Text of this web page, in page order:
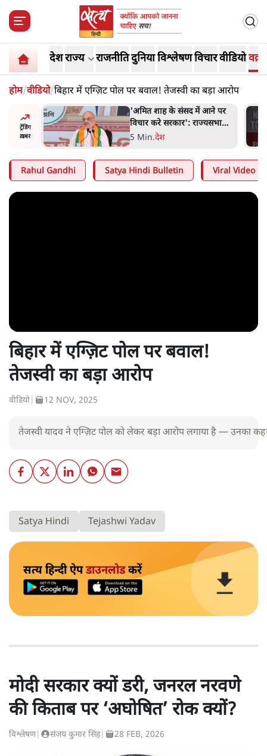
देशराज्य राजनीतिदुनियाविश्लेषणविचारवीडियो
होम/वीडियो/बिहार में एग्ज़िट पोल पर बवाल! तेजस्वी का बड़ा आरोप
ट्रेंडिंग
ख़बर
आने पर
मेटा के सरेंडर के बाद भारत में
केजरीवाल का इंस्टा हैंडल बैनः
AAP का आरोप
3 Min.देश
Rahul Gandhi Satya Hindi Bulletin Viral Video
बिहार में एग्ज़िट पोल पर बवाल!
तेजस्वी का बड़ा आरोप
वीडियो 12 NOV, 2025
तेजस्वी यादव ने एग्ज़िट पोल को लेकर बड़ा आरोप लगाया है — उनका
Satya Hindi Tejashwi Yadav
सत्य हिन्दी ऐपडाउनलोडकरें
मोदी सरकार क्यों डरी, जनरल नरवणे
की किताब पर ‘अघोषित’ रोक क्यों?
विश्लेषण| संजय कुमार सिंह| 28 FEB, 2026